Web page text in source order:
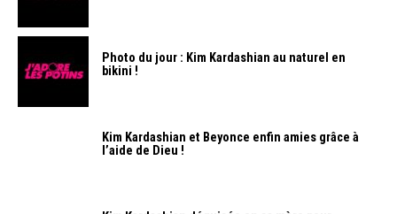
Photo du jour : Kim Kardashian au naturel en
bikini !
Kim Kardashian et Beyonce enfin amies grâce à
l’aide de Dieu !